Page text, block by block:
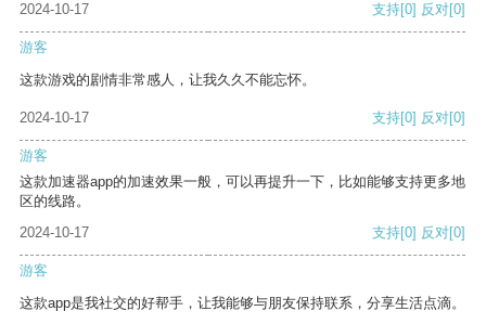
2024-10-17 支持[0] 反对[0]
游客
这款游戏的剧情非常感人，让我久久不能忘怀。
2024-10-17 支持[0] 反对[0]
游客
这款加速器app的加速效果一般，可以再提升一下，比如能够支持更多地
区的线路。
2024-10-17
支持[0] 反对[0]
游客
这款app是我社交的好帮手，让我能够与朋友保持联系，分享生活点滴。